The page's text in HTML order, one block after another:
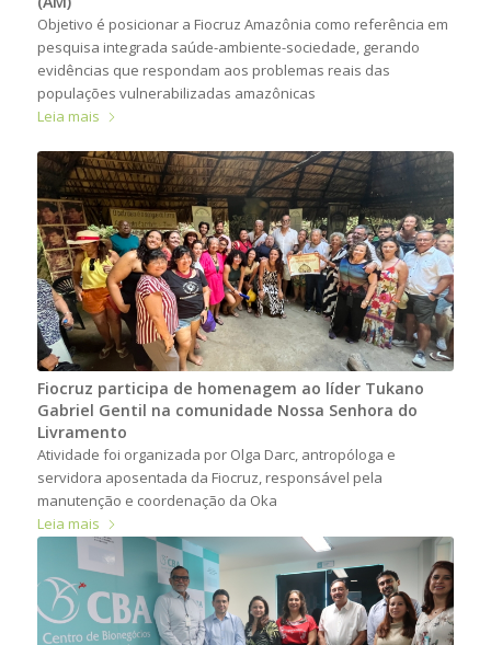
Objetivo é posicionar a Fiocruz Amazônia como referência em
pesquisa integrada saúde-ambiente-sociedade, gerando
evidências que respondam aos problemas reais das
populações vulnerabilizadas amazônicas
Leia mais
Fiocruz participa de homenagem ao líder Tukano
Gabriel Gentil na comunidade Nossa Senhora do
Livramento
Atividade foi organizada por Olga Darc, antropóloga e
servidora aposentada da Fiocruz, responsável pela
manutenção e coordenação da Oka
Leia mais